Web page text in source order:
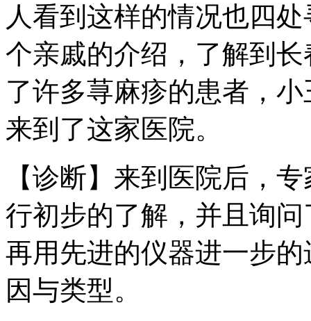
人看到这样的情况也四
个亲戚的介绍，了解到
了许多荨麻疹的患者，
来到了这家医院。
【诊断】来到医院后，
行初步的了解，并且询
再用先进的仪器进一步
因与类型。